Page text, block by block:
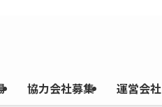
協力会社募集 運営会社